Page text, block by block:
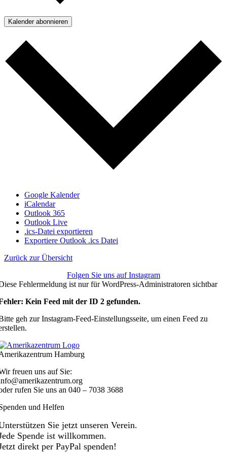
Kalender abonnieren
Google Kalender
iCalendar
Outlook 365
Outlook Live
.ics-Datei exportieren
Exportiere Outlook .ics Datei
Zurück zur Übersicht
Folgen Sie uns auf Instagram
Fehlermeldung ist nur für WordPress-Administratoren sichtbar
Kein Feed mit der ID 2 gefunden.
geh zur Instagram-Feed-Einstellungsseite, um einen Feed zu
Hamburg
freuen uns auf Sie:
rufen Sie uns an040 – 7038 3688
und Helfen
Sie jetzt unseren Verein.
Spende ist willkommen.
direkt per PayPal spenden!